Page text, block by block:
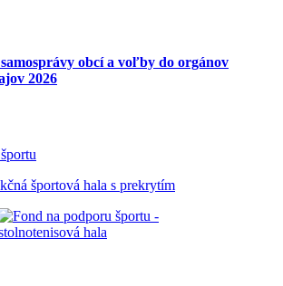
obcí a voľby do orgánov
2026